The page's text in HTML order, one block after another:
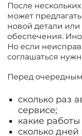
После
может
новой детали
обеспечения.
Но если
соглашаться
Перед
сколько раз
сервисе;
какие
сколько